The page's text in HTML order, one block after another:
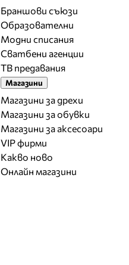
Браншови съюзи
Образователни
Модни списания
Сватбени агенции
ТВ предавания
Магазини
Магазини за дрехи
Магазини за обувки
Магазини за aксесоари
VIP фирми
Какво ново
Онлайн магазини